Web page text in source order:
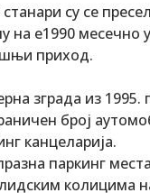
су се
на е1990 месечно
приход.
зграда из 1995.
број
канцеларија.
паркинг
колицима